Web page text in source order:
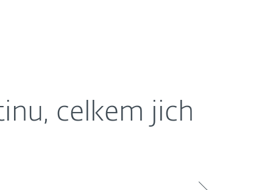
celkem jich